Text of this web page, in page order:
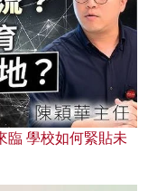
臨 學校如何緊貼未